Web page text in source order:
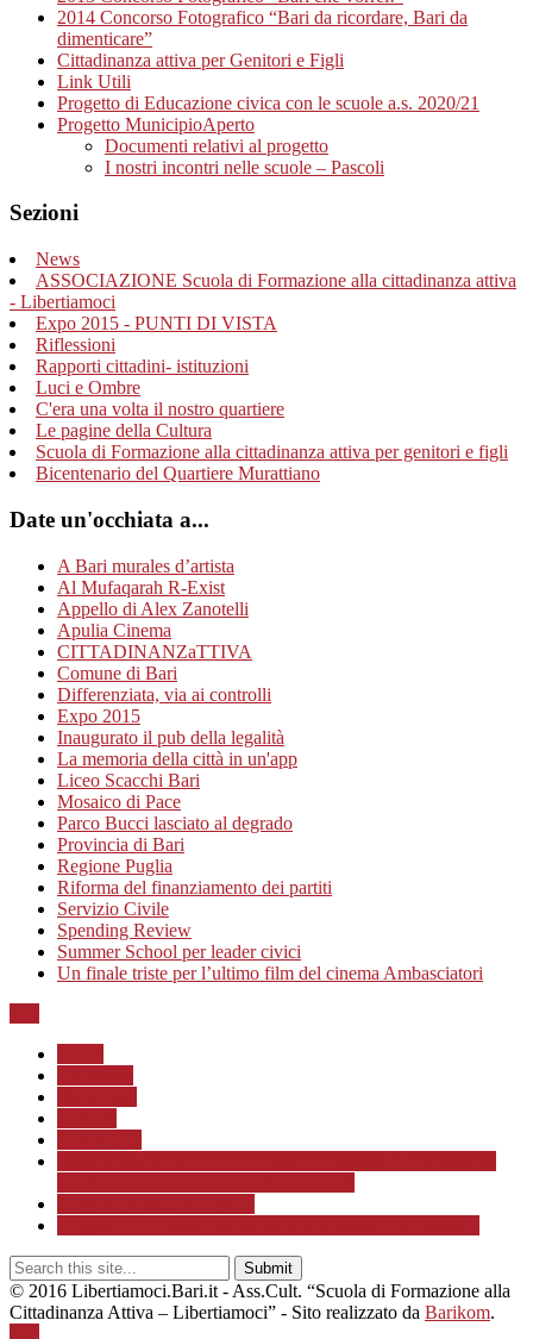
2014 Concorso Fotografico “Bari da ricordare, Bari da
dimenticare”
Cittadinanza attiva per Genitori e Figli
Link Utili
Progetto di Educazione civica con le scuole a.s. 2020/21
Progetto MunicipioAperto
Documenti relativi al progetto
I nostri incontri nelle scuole – Pascoli
Sezioni
News
ASSOCIAZIONE Scuola di Formazione alla cittadinanza attiva
- Libertiamoci
Expo 2015 - PUNTI DI VISTA
Riflessioni
Rapporti cittadini- istituzioni
Luci e Ombre
C'era una volta il nostro quartiere
Le pagine della Cultura
Scuola di Formazione alla cittadinanza attiva per genitori e figli
Bicentenario del Quartiere Murattiano
Date un'occhiata a...
A Bari murales d’artista
Al Mufaqarah R-Exist
Appello di Alex Zanotelli
Apulia Cinema
CITTADINANZaTTIVA
Comune di Bari
Differenziata, via ai controlli
Expo 2015
Inaugurato il pub della legalità
La memoria della città in un'app
Liceo Scacchi Bari
Mosaico di Pace
Parco Bucci lasciato al degrado
Provincia di Bari
Regione Puglia
Riforma del finanziamento dei partiti
Servizio Civile
Spending Review
Summer School per leader civici
Un finale triste per l’ultimo film del cinema Ambasciatori
© 2016 Libertiamoci.Bari.it - Ass.Cult. “Scuola di Formazione alla
Cittadinanza Attiva – Libertiamoci” - Sito realizzato da Barikom.